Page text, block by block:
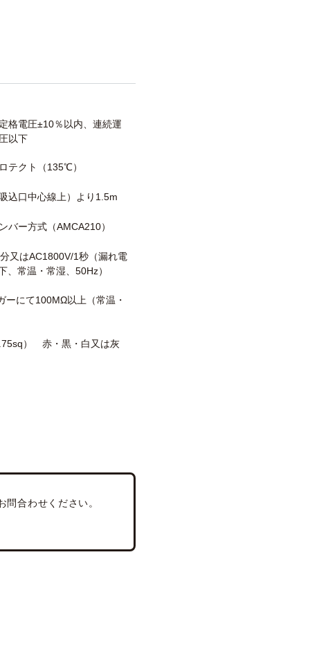
格電圧±10％以内、連続運
以下
テクト（135℃）
込口中心線上）より1.5m
バー方式（AMCA210）
又はAC1800V/1秒（漏れ電
、常温・常湿、50Hz）
ーにて100MΩ以上（常温・
） 赤・黒・白又は灰
合わせください。